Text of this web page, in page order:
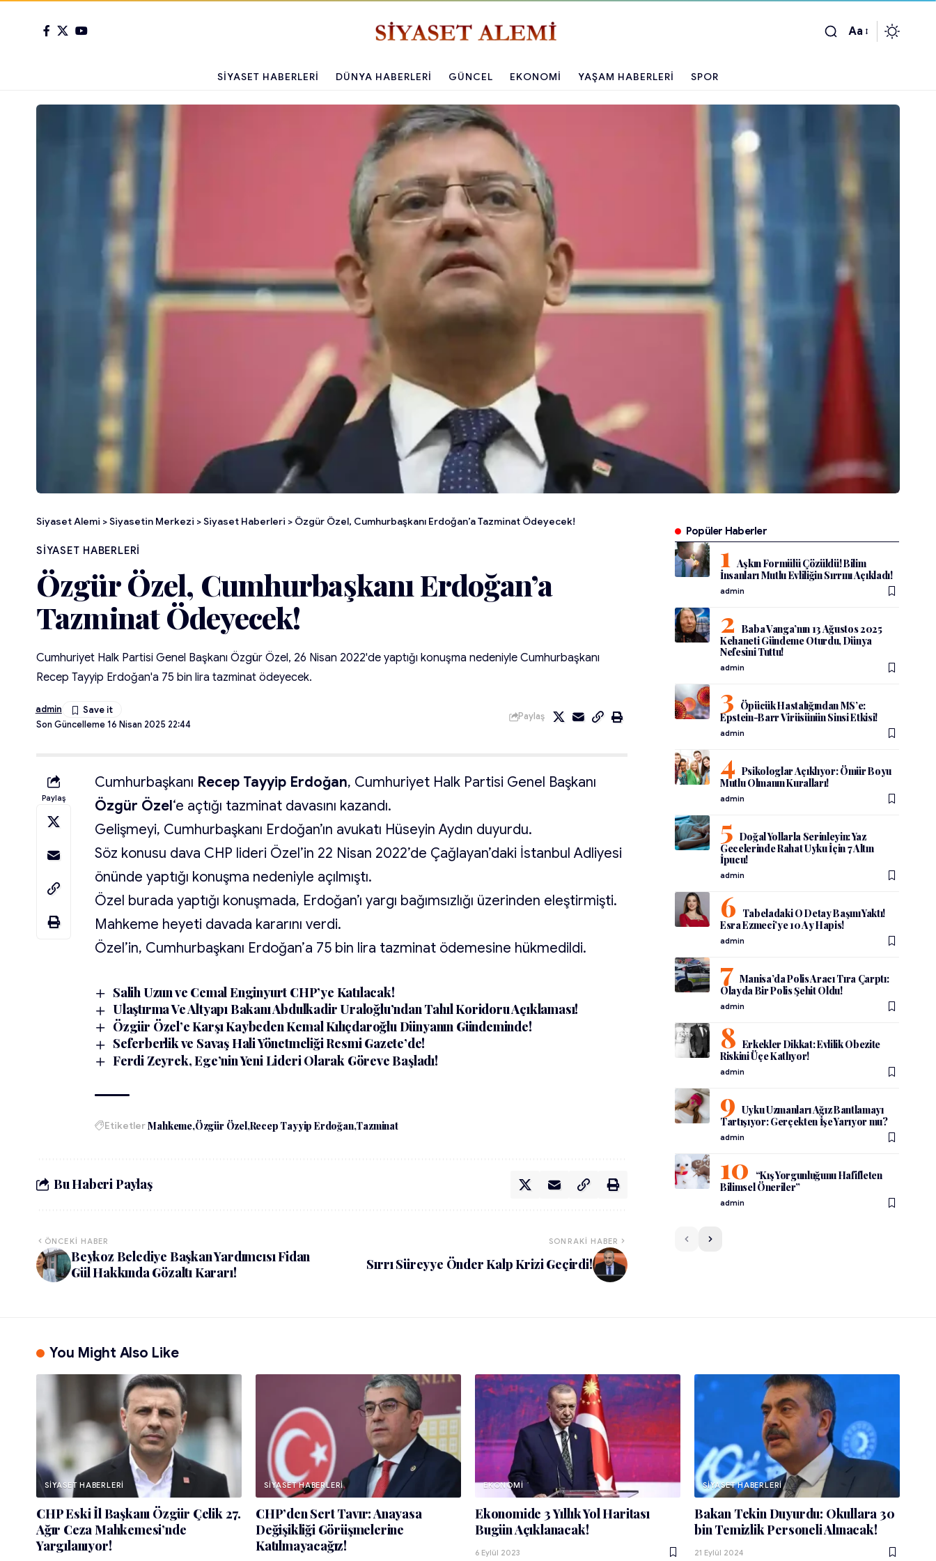
Aa
SIYASET HABERLERI DÜNYA HABERLERI GÜNCEL EKONOMI YAŞAM HABERLERI SPOR
Siyaset Alemi >Siyasetin Merkezi >Siyaset Haberleri > Özgür Özel, Cumhurbaşkanı Erdoğan’a Tazminat Ödeyecek!
SIYASET HABERLERI
Özgür Özel, Cumhurbaşkanı Erdoğan’a
Tazminat Ödeyecek!
Cumhuriyet Halk Partisi Genel Başkanı Özgür Özel, 26 Nisan 2022'de yaptığı konuşma nedeniyle Cumhurbaşkanı
Recep Tayyip Erdoğan'a 75 bin lira tazminat ödeyecek.
Son Güncelleme 16 Nisan 2025 22:44
admin
Paylaş
Paylaş
Cumhurbaşkanı Recep Tayyip Erdoğan, Cumhuriyet Halk Partisi Genel Başkanı
Özgür Özel‘e açtığı tazminat davasını kazandı.
Gelişmeyi, Cumhurbaşkanı Erdoğan’ın avukatı Hüseyin Aydın duyurdu.
Söz konusu dava CHP lideri Özel’in 22 Nisan 2022’de Çağlayan’daki İstanbul Adliyesi
önünde yaptığı konuşma nedeniyle açılmıştı.
Özel burada yaptığı konuşmada, Erdoğan’ı yargı bağımsızlığı üzerinden eleştirmişti.
Mahkeme heyeti davada kararını verdi.
Özel’in, Cumhurbaşkanı Erdoğan’a 75 bin lira tazminat ödemesine hükmedildi.
Salih Uzun ve Cemal Enginyurt CHP’ye Katılacak!
Ulaştırma Ve Altyapı Bakanı Abdulkadir Uraloğlu’ndan Tahıl Koridoru Açıklaması!
Özgür Özel’e Karşı Kaybeden Kemal Kılıçdaroğlu Dünyanın Gündeminde!
Seferberlik ve Savaş Hali Yönetmeliği Resmi Gazete’de!
Ferdi Zeyrek, Ege’nin Yeni Lideri Olarak Göreve Başladı!
EtiketlerMahkeme Özgür Özel Recep Tayyip Erdoğan Tazminat
Bu Haberi Paylaş
ÖNCEKI HABER
Beykoz Belediye Başkan Yardımcısı Fidan
Gül Hakkında Gözaltı Kararı!
SONRAKI HABER
Sırrı Süreyye Önder Kalp Krizi Geçirdi!
Popüler Haberler
Aşkın Formülü Çözüldü! Bilim
İnsanları Mutlu Evliliğin Sırrını Açıkladı!
admin
Baba Vanga’nın 13 Ağustos 2025
Kehaneti Gündeme Oturdu, Dünya
Nefesini Tuttu!
admin
Öpücük Hastalığından MS’e:
Epstein-Barr Virüsünün Sinsi Etkisi!
admin
Psikologlar Açıklıyor: Ömür Boyu
Mutlu Olmanın Kuralları!
admin
Doğal Yollarla Serinleyin: Yaz
Gecelerinde Rahat Uyku İçin 7 Altın
İpucu!
admin
Tabeladaki O Detay Başını Yaktı!
Esra Ezmeci’ye 10 Ay Hapis!
admin
Manisa’da Polis Aracı Tıra Çarptı:
Olayda Bir Polis Şehit Oldu!
admin
Erkekler Dikkat: Evlilik Obezite
Riskini Üçe Katlıyor!
admin
Uyku Uzmanları Ağız Bantlamayı
Tartışıyor: Gerçekten İşe Yarıyor mu?
admin
“Kış Yorgunluğunu Hafifleten
Bilimsel Öneriler”
admin
You Might Also Like
SIYASET HABERLERI
CHP Eski İl Başkanı Özgür Çelik 27.
Ağır Ceza Mahkemesi’nde
Yargılanıyor!
SIYASET HABERLERI
CHP’den Sert Tavır: Anayasa
Değişikliği Görüşmelerine
Katılmayacağız!
EKONOMI
Ekonomide 3 Yıllık Yol Haritası
Bugün Açıklanacak!
6 Eylül 2023
SIYASET HABERLERI
Bakan Tekin Duyurdu: Okullara 30
bin Temizlik Personeli Alınacak!
21 Eylül 2024